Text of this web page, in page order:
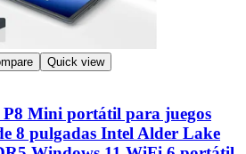
Quick view
Mini portátil para juegos
8 pulgadas Intel Alder Lake